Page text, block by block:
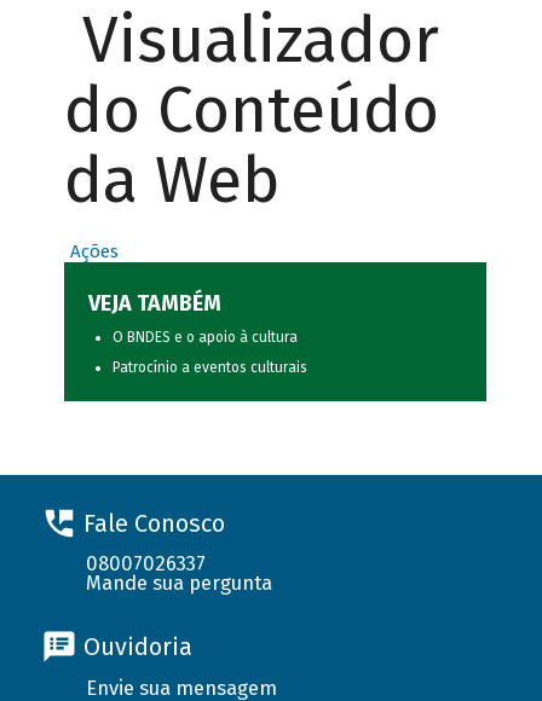
Visualizador
do Conteúdo
da Web
Ações
VEJA TAMBÉM
O BNDES e o apoio à cultura
Patrocínio a eventos culturais
Fale Conosco
08007026337
Mande sua pergunta
Ouvidoria
Envie sua mensagem